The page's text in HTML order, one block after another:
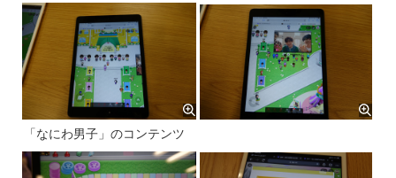
「なにわ男子」のコンテンツ